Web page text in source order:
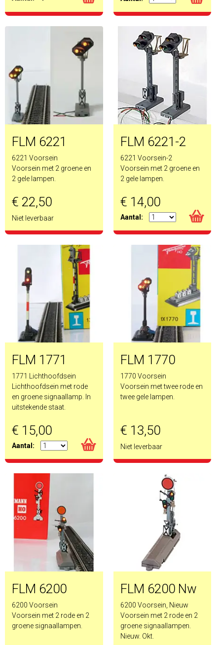
FLM 6221
6221 Voorsein
Voorsein met 2 groene en
2 gele lampen.
€ 22,50
Niet leverbaar
FLM 6221-2
6221 Voorsein-2
Voorsein met 2 groene en
2 gele lampen.
€ 14,00
Aantal:
FLM 1771
1771 Lichthoofdsein
Lichthoofdsein met rode
en groene signaallamp. In
uitstekende staat.
€ 15,00
Aantal:
FLM 1770
1770 Voorsein
Voorsein met twee rode en
twee gele lampen.
€ 13,50
Niet leverbaar
FLM 6200
6200 Voorsein
Voorsein met 2 rode en 2
groene signaallampen.
FLM 6200 Nw
6200 Voorsein, Nieuw
Voorsein met 2 rode en 2
groene signaallampen.
Nieuw. Okt.